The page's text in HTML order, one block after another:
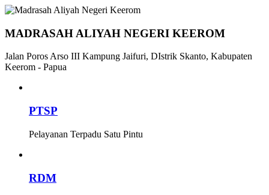
MADRASAH ALIYAH NEGERI KEEROM
Jalan Poros Arso III Kampung Jaifuri, DIstrik Skanto, Kabupaten
Keerom - Papua
PTSP
Pelayanan Terpadu Satu Pintu
RDM